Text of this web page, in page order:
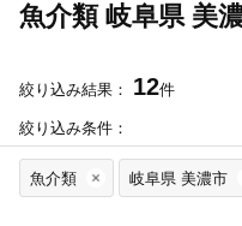
魚介類 岐阜県 美
絞り込み結果： 12件
絞り込み条件：
魚介類 岐阜県 美濃市